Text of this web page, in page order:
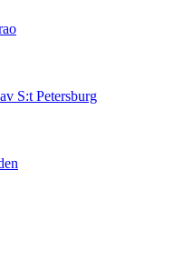
S:t Petersburg